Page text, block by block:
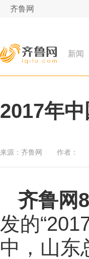
齐鲁网
新闻
2017年
来源： 齐鲁网 作者：
齐鲁网
发的
中，山东